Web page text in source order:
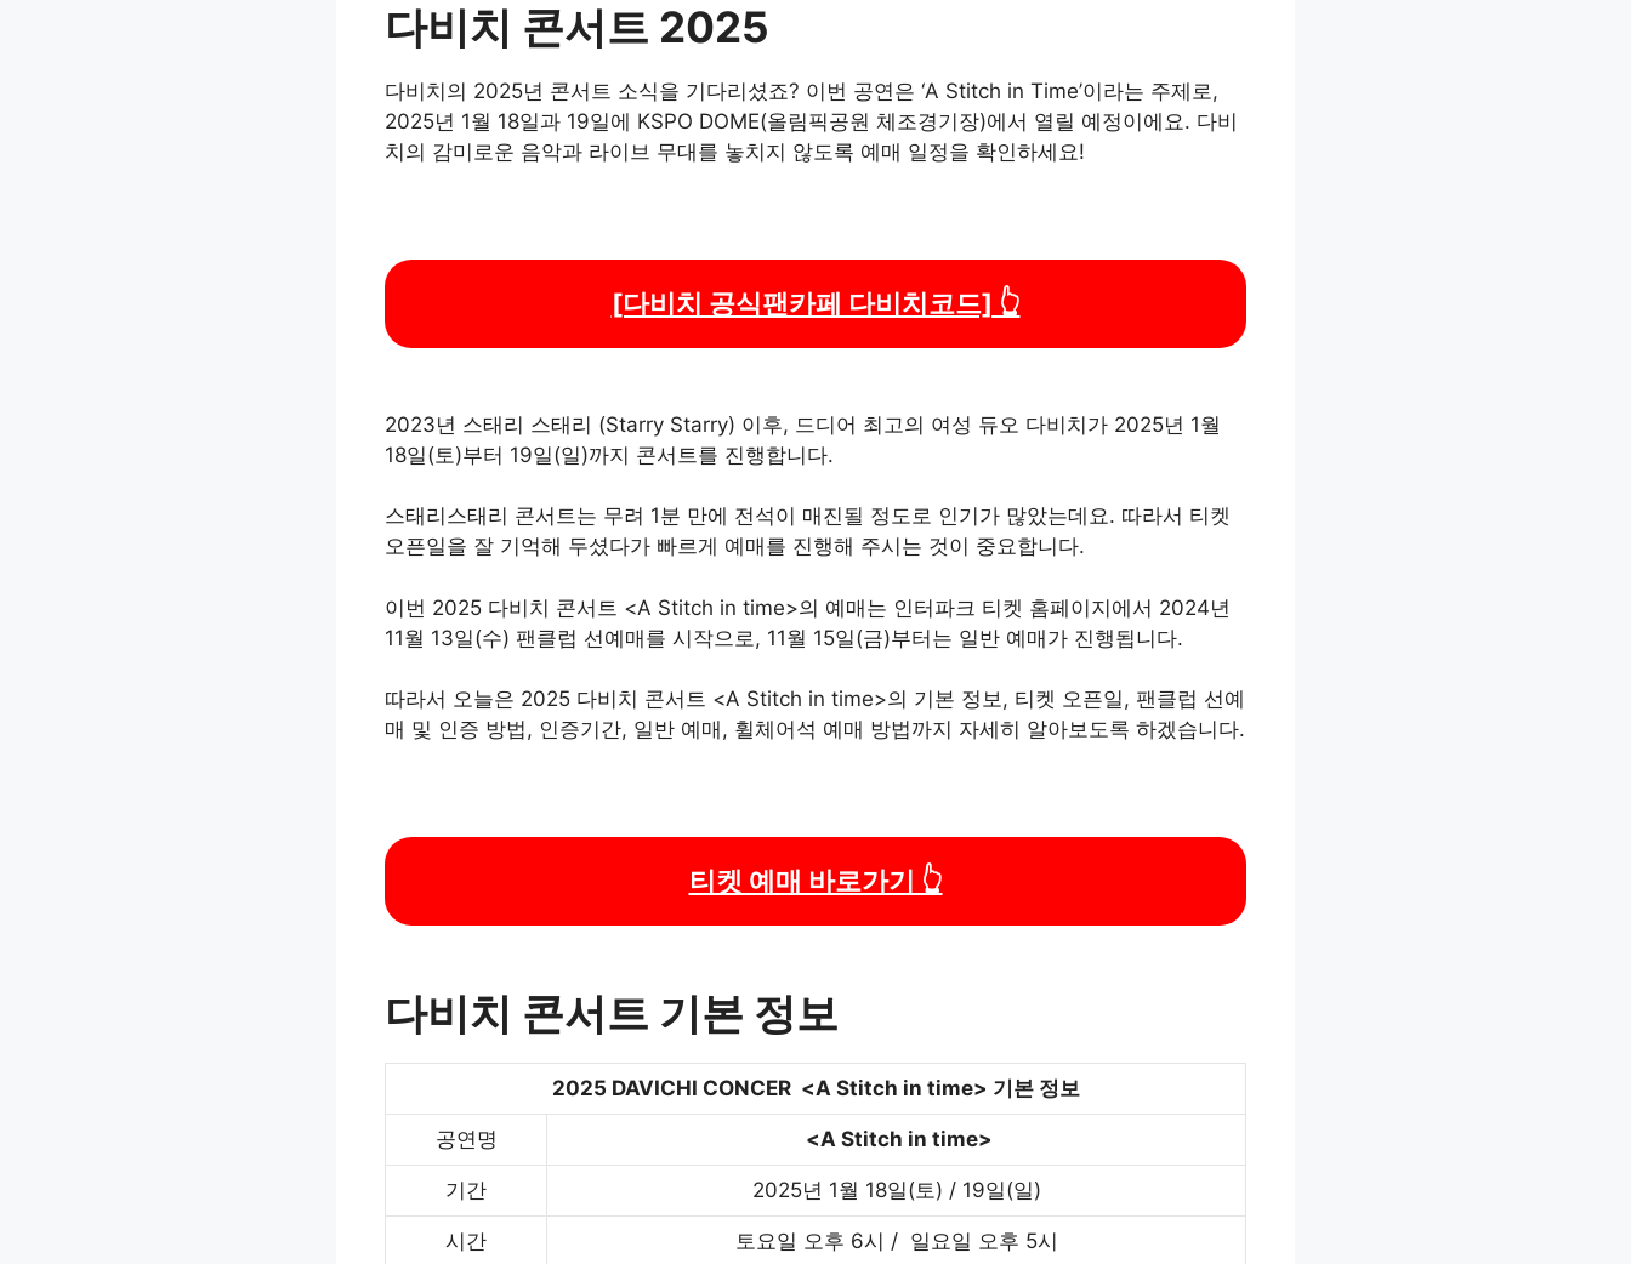
다비치 콘서트 2025
다비치의 2025년 콘서트 소식을 기다리셨죠? 이번 공연은 ‘A Stitch in Time’이라는 주제로,
2025년 1월 18일과 19일에 KSPO DOME(올림픽공원 체조경기장)에서 열릴 예정이에요. 다비
치의 감미로운 음악과 라이브 무대를 놓치지 않도록 예매 일정을 확인하세요!
[다비치 공식팬카페 다비치코드] 👆
2023년 스태리 스태리 (Starry Starry) 이후, 드디어 최고의 여성 듀오 다비치가 2025년 1월
18일(토)부터 19일(일)까지 콘서트를 진행합니다.
스태리스태리 콘서트는 무려 1분 만에 전석이 매진될 정도로 인기가 많았는데요. 따라서 티켓
오픈일을 잘 기억해 두셨다가 빠르게 예매를 진행해 주시는 것이 중요합니다.
이번 2025 다비치 콘서트 <A Stitch in time>의 예매는 인터파크 티켓 홈페이지에서 2024년
11월 13일(수) 팬클럽 선예매를 시작으로, 11월 15일(금)부터는 일반 예매가 진행됩니다.
따라서 오늘은 2025 다비치 콘서트 <A Stitch in time>의 기본 정보, 티켓 오픈일, 팬클럽 선예
매 및 인증 방법, 인증기간, 일반 예매, 휠체어석 예매 방법까지 자세히 알아보도록 하겠습니다.
티켓 예매 바로가기 👆
다비치 콘서트 기본 정보
2025 DAVICHI CONCER <A Stitch in time> 기본 정보
공연명 <A Stitch in time>
기간 2025년 1월 18일(토) / 19일(일)
시간 토요일 오후 6시 / 일요일 오후 5시